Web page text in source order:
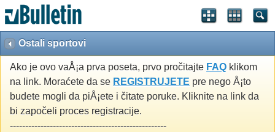
Ostali sportovi
Ako je ovo vaÅ¡a prva poseta, prvo pročitajte FAQ klikom
na link. Moraćete da se REGISTRUJETE pre nego Å¡to
budete mogli da piÅ¡ete i čitate poruke. Kliknite na link da
bi započeli proces registracije.
---------------------------------------------------